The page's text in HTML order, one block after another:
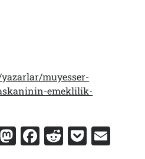
muyesser-
emeklilik-
M F R P